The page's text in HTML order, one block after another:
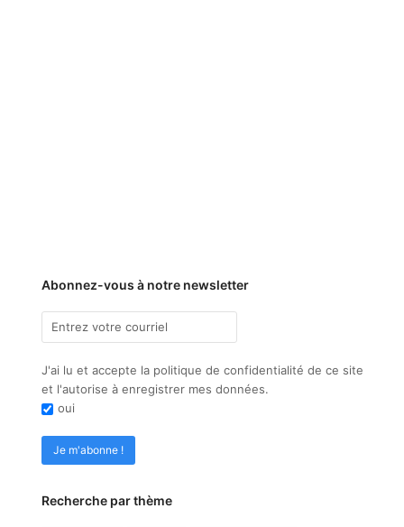
Abonnez-vous à notre newsletter
J'ai lu et accepte la politique de confidentialité de ce site
et l'autorise à enregistrer mes données.
oui
Recherche par thème